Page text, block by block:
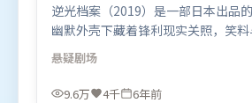
逆光档案（2019）是一部日本出品
幽默外壳下藏着锋利现实关照，笑
景里并存。高潮段落信息密度高，情
扣同时完成。由冯小刚执导，堺雅人
莉·布朗特，托尼·贾等联袂出演。
悬疑剧场
9.6万 4千 6年前